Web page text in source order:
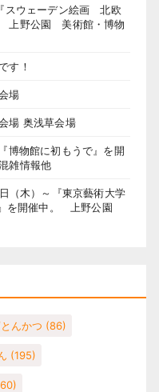
スウェーデン絵画 北欧
上野公園 美術館・博物
す！
場
場 奥浅草会場
博物館に初もうで』を開
雑情報他
（木）～『東京藝術大学
を開催中。 上野公園
んかつ (86)
(195)